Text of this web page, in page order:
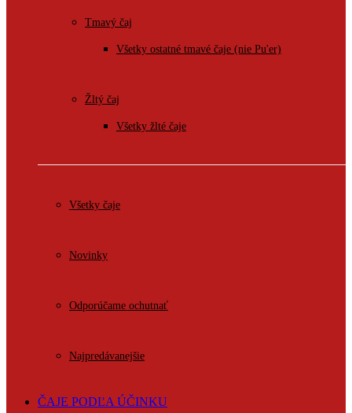
Tmavý čaj
Všetky ostatné tmavé čaje (nie Pu'er)
Žltý čaj
Všetky žlté čaje
Všetky čaje
Novinky
Odporúčame ochutnať
Najpredávanejšie
ČAJE PODĽA ÚČINKU